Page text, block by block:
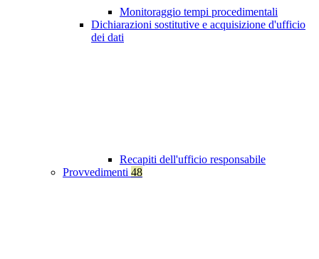
Monitoraggio tempi procedimentali
Dichiarazioni sostitutive e acquisizione d'ufficio
dei dati
Recapiti dell'ufficio responsabile
Provvedimenti 48